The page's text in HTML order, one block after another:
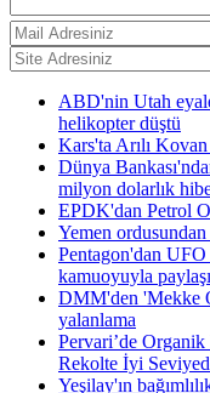
ABD'nin Utah
helikopter düştü
Kars'ta Arılı
Dünya
milyon dolarlık
EPDK'dan Petrol
Yemen
Pentagon'dan UFO
kamuoyuyla
DMM'den 'Mekke
yalanlama
Pervari’de
Rekolte İyi
Yeşilay'ın